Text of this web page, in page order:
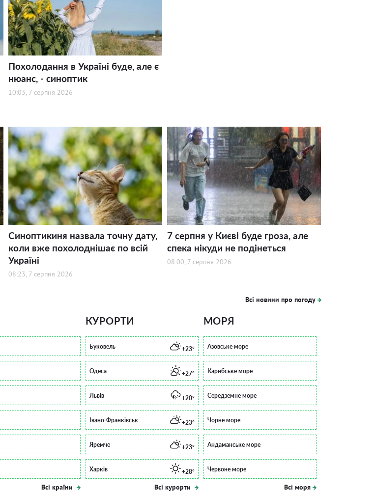
Похолодання в Україні буде, але є
нюанс, - синоптик
10:03, 7 серпня 2026
Синоптикиня назвала точну дату,
коли вже похолоднішає по всій
Україні
08:23, 7 серпня 2026
7 серпня у Києві буде гроза, але
спека нікуди не подінеться
08:00, 7 серпня 2026
Всі новини про погоду
Всі країни
КУРОРТИ
Буковель +23°
Одеса +27°
Львів +20°
Івано-Франківськ +23°
Яремче +23°
Харків +28°
Всі курорти
МОРЯ
Азовське море
Карибське море
Середземне море
Чорне море
Андаманське море
Червоне море
Всі моря